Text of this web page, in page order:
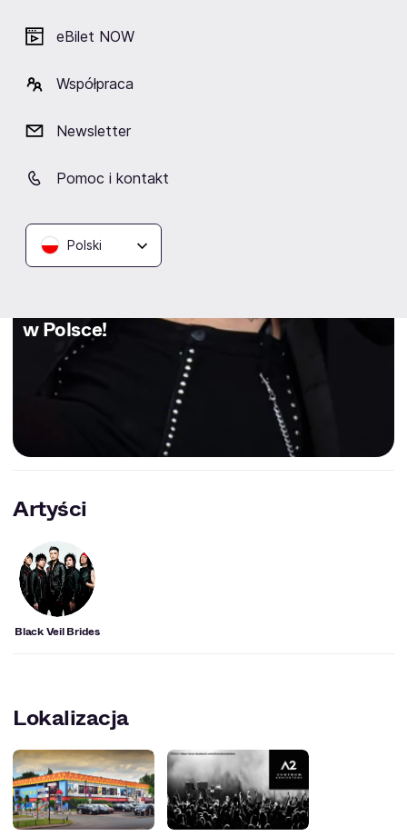
eBilet NOW
Współpraca
Newsletter
Pomoc i kontakt
Polski
w Polsce!
Artyści
Black Veil Brides
Lokalizacja